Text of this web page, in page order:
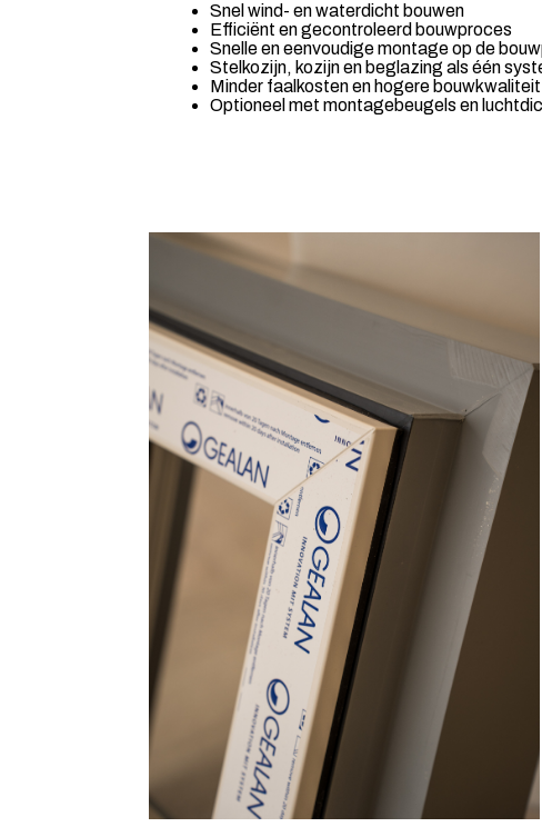
Snel wind- en waterdicht bouwen
Efficiënt en gecontroleerd bouwproces
Snelle en eenvoudige montage op de
Stelkozijn, kozijn en beglazing als één
Minder faalkosten en hogere bouwkwaliteit
Optioneel met montagebeugels en